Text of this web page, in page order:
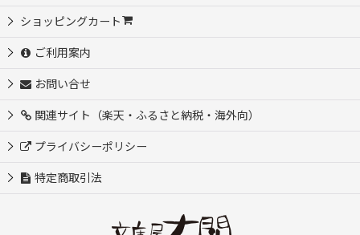
ショッピングカート
ご利用案内
お問い合せ
関連サイト（楽天・ふるさと納税・海外向）
プライバシーポリシー
特定商取引法